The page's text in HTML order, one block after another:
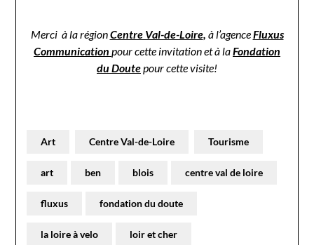
Merci à la régionCentre Val-de-Loire, à l’agenceFluxus
Communication pour cette invitation et à laFondation
du Doutepour cette visite!
Art Centre Val-de-Loire Tourisme
art ben blois centre val de loire
fluxus fondation du doute
la loire à velo loir et cher